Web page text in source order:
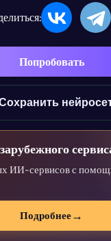
Попробовать
ИИ-сервисов с
Подробнее→